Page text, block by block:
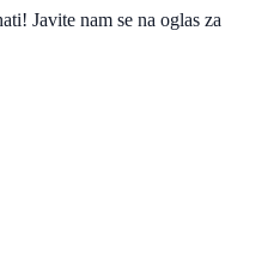
Javite nam se na oglas za